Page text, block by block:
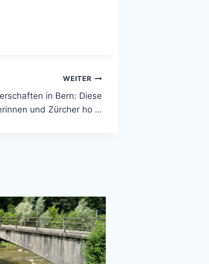
WEITER
in Bern: Diese
und Zürcher ho …